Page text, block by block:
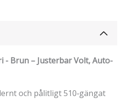
- Brun – Justerbar Volt, Auto-
och pålitligt 510‑gängat